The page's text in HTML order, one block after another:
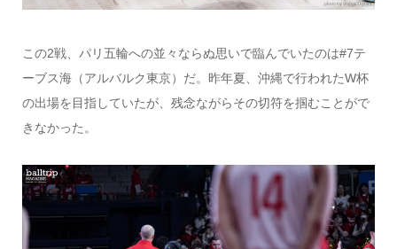
この2戦、パリ五輪への並々ならぬ思いで臨んでいたのは#7テ
ーブス海（アルバルク東京）だ。昨年夏、沖縄で行われたW杯
の出場を目指していたが、残念ながらその切符を掴むことがで
きなかった。